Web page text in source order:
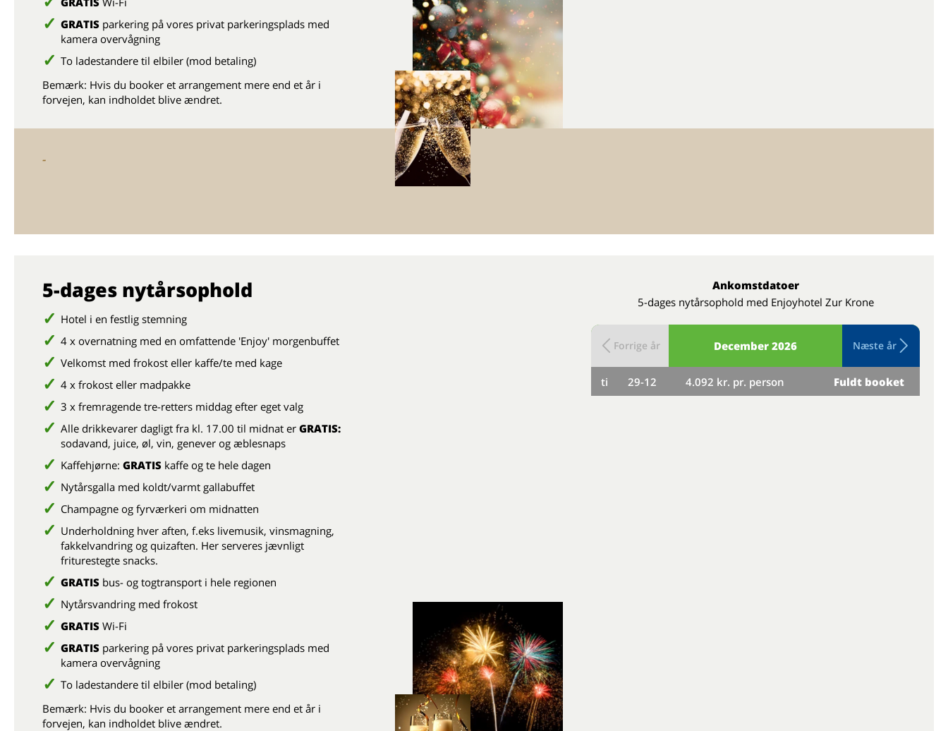
GRATIS parkering på vores privat parkeringsplads med
kamera overvågning
To ladestandere til elbiler (mod betaling)
Bemærk: Hvis du booker et arrangement mere end et år i
forvejen, kan indholdet blive ændret.
-
5-dages nytårsophold
Hotel i en festlig stemning
4 x overnatning med en omfattende 'Enjoy' morgenbuffet
Velkomst med frokost eller kaffe/te med kage
4 x frokost eller madpakke
3 x fremragende tre-retters middag efter eget valg
Alle drikkevarer dagligt fra kl. 17.00 til midnat er GRATIS:
sodavand, juice, øl, vin, genever og æblesnaps
Kaffehjørne: GRATIS kaffe og te hele dagen
Nytårsgalla med koldt/varmt gallabuffet
Champagne og fyrværkeri om midnatten
Underholdning hver aften, f.eks livemusik, vinsmagning,
fakkelvandring og quizaften. Her serveres jævnligt
friturestegte snacks.
GRATIS bus- og togtransport i hele regionen
Nytårsvandring med frokost
GRATIS Wi-Fi
GRATIS parkering på vores privat parkeringsplads med
kamera overvågning
To ladestandere til elbiler (mod betaling)
Bemærk: Hvis du booker et arrangement mere end et år i
forvejen, kan indholdet blive ændret.
Ankomstdatoer
5-dages nytårsophold med Enjoyhotel Zur Krone
December 2026
Forrige år Næste år
ti 29-12 4.092 kr. pr. person Fuldt booket